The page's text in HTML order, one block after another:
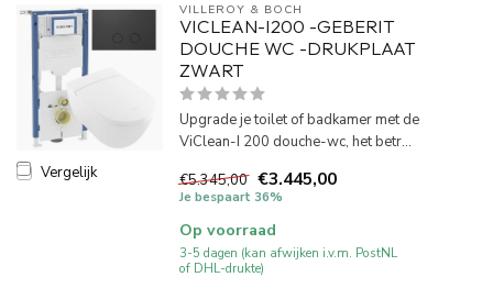
Vergelijk
VILLEROY & BOCH
VICLEAN-I200 -GEBERIT
DOUCHE WC -DRUKPLAAT
ZWART
Upgrade je toilet of badkamer met de
ViClean-I 200 douche-wc, het betr...
€5.345,00 €3.445,00
Je bespaart 36%
Op voorraad
3-5 dagen (kan afwijken i.v.m. PostNL
of DHL-drukte)